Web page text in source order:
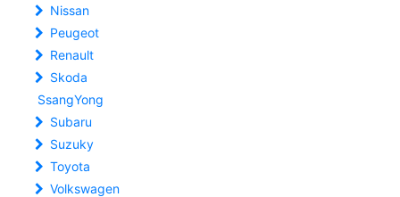
Nissan
Peugeot
Renault
Skoda
SsangYong
Subaru
Suzuky
Toyota
Volkswagen